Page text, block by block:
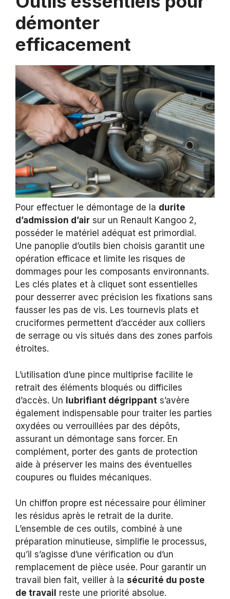
démonter
efficacement
Pour effectuer le démontage de la durite
d’admission d’air sur un Renault Kangoo 2,
posséder le matériel adéquat est primordial.
Une panoplie d’outils bien choisis garantit une
opération efficace et limite les risques de
dommages pour les composants environnants.
Les clés plates et à cliquet sont essentielles
pour desserrer avec précision les fixations sans
fausser les pas de vis. Les tournevis plats et
cruciformes permettent d’accéder aux colliers
de serrage ou vis situés dans des zones parfois
étroites.
L’utilisation d’une pince multiprise facilite le
retrait des éléments bloqués ou difficiles
d’accès. Un lubrifiant dégrippant s’avère
également indispensable pour traiter les parties
oxydées ou verrouillées par des dépôts,
assurant un démontage sans forcer. En
complément, porter des gants de protection
aide à préserver les mains des éventuelles
coupures ou fluides mécaniques.
Un chiffon propre est nécessaire pour éliminer
les résidus après le retrait de la durite.
L’ensemble de ces outils, combiné à une
préparation minutieuse, simplifie le processus,
qu’il s’agisse d’une vérification ou d’un
remplacement de pièce usée. Pour garantir un
travail bien fait, veiller à la sécurité du poste
de travail reste une priorité absolue.